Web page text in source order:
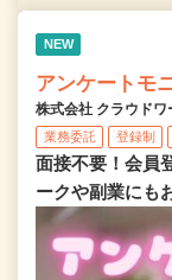
NEW
アンケートモ
株式会社 クラウドワ
業務委託 登録制
面接不要！会員
ークや副業にも